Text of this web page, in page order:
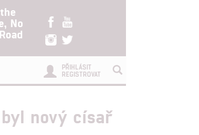
No
PŘIHLÁSIT
REGISTROVAT
nový císař